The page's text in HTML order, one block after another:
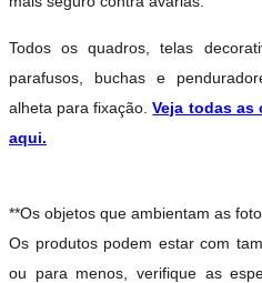
Todos os quadros, telas
parafusos, buchas e
alheta para fixação.Veja todas as
aqui.
**Os objetos que ambientam as
Os produtos podem estar com
ou para menos, verifique as